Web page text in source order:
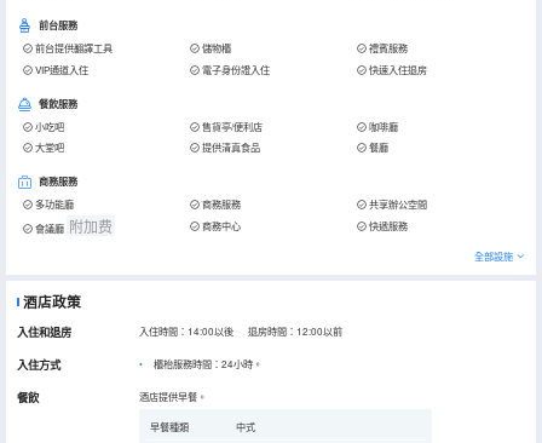
前台服務
前台提供翻譯工具 儲物櫃
禮賓服務
VIP通道入住
電子身份證入住 快速入住退房
餐飲服務
小吃吧 售貨亭/便利店
咖啡廳
大堂吧
提供清真食品 餐廳
商務服務
多功能廳 商務服務
共享辦公空間
會議廳 附加费 商務中心 快遞服務
全部設施
酒店政策
入住和退房 入住時間：14:00以後 退房時間：12:00以前
入住方式 櫃枱服務時間：24小時。
餐飲 酒店提供早餐。
早餐種類
中式